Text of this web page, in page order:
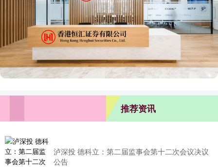
推荐资讯
泸深投 德科立：第二届监事会第十二次会议决议
公告